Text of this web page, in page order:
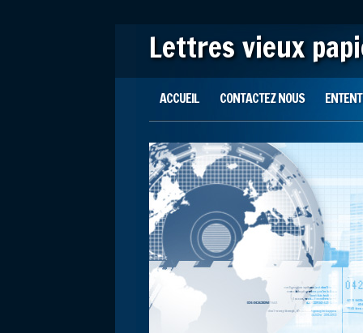
Lettres vieux
Main menu
ACCUEIL CONTACTEZ NOUS